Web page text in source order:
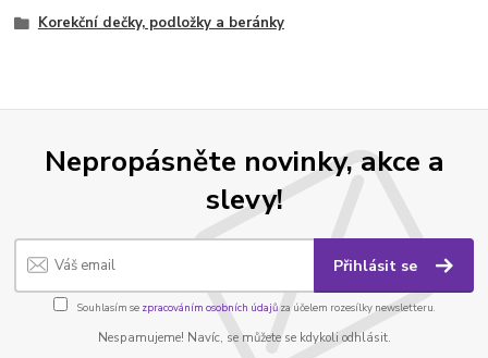
Korekční dečky, podložky a beránky
Nepropásněte novinky, akce a
slevy!
Přihlásit se
Souhlasím se zpracováním osobních údajůza účelem rozesílky newsletteru.
Nespamujeme! Navíc, se můžete se kdykoli odhlásit.